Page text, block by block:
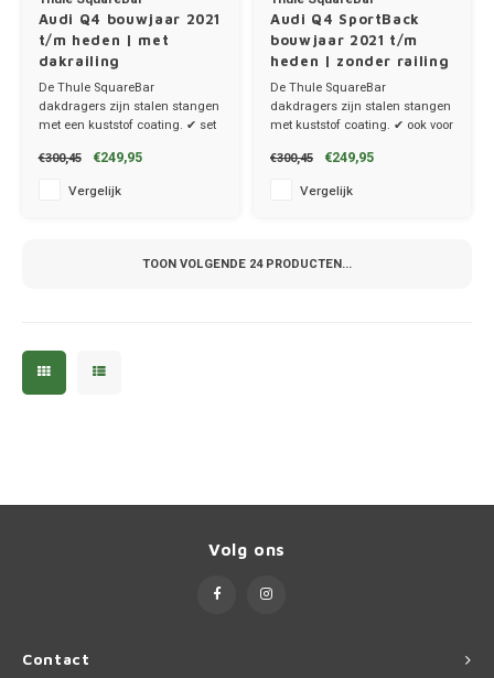
Audi Q4 bouwjaar 2021
t/m heden | met
dakrailing
De Thule SquareBar
dakdragers zijn stalen stangen
met een kuststof coating. ✔ set
3.2cm
€300,45 €249,95
Vergelijk
Audi Q4 SportBack
bouwjaar 2021 t/m
heden | zonder railing
De Thule SquareBar
dakdragers zijn stalen stangen
met kuststof coating. ✔ ook voor
dragers ✔ stang breedte 3.2cm
€300,45 €249,95
Vergelijk
TOON VOLGENDE 24PRODUCTEN...
Contact
Volg ons